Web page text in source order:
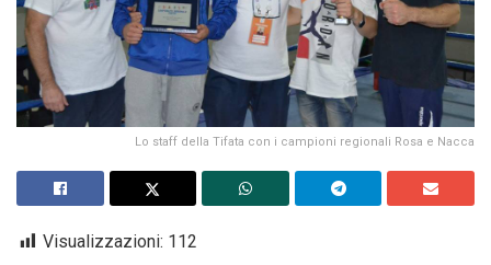
Lo staff della Tifata con i campioni regionali Rosa e Nacca
Visualizzazioni: 112